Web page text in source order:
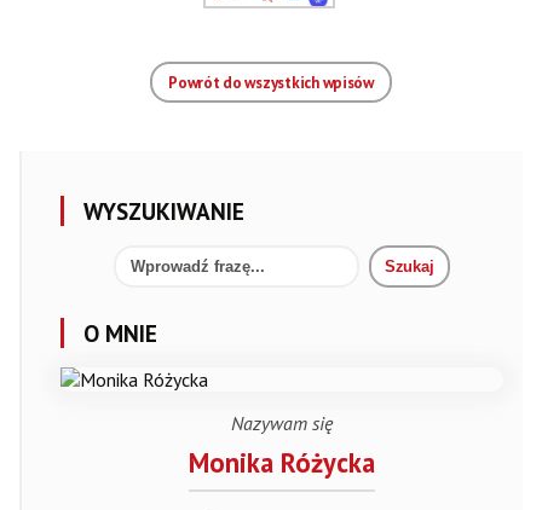
Powrót do wszystkich wpisów
WYSZUKIWANIE
O MNIE
Nazywam się
Monika Różycka